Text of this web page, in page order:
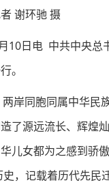
谢环驰 摄
10日电 中共中央总
。
岸同胞同属中华民
了源远流长、辉煌
儿女都为之感到骄
，记载着历代先民